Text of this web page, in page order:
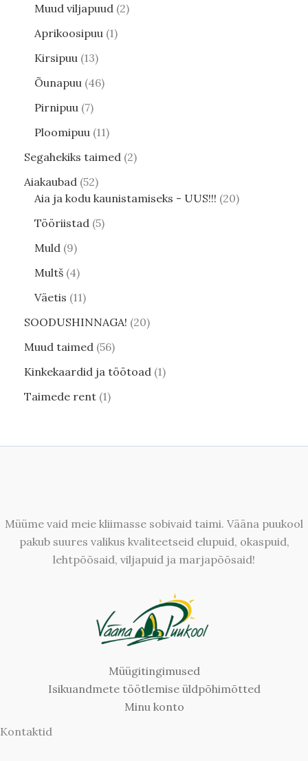
Muud viljapuud 2
Aprikoosipuu 1
Kirsipuu 13
Õunapuu 46
Pirnipuu 7
Ploomipuu 11
Segahekiks taimed 2
Aiakaubad 52
Aia ja kodu kaunistamiseks - UUS!!! 20
Tööriistad 5
Muld 9
Multš 4
Väetis 11
SOODUSHINNAGA! 20
Muud taimed 56
Kinkekaardid ja töötoad 1
Taimede rent 1
Müüme vaid meie kliimasse sobivaid taimi. Vääna puukool
pakub suures valikus kvaliteetseid elupuid, okaspuid,
lehtpõõsaid, viljapuid ja marjapõõsaid!
Müügitingimused
Isikuandmete töötlemise üldpõhimõtted
Minu konto
Kontaktid